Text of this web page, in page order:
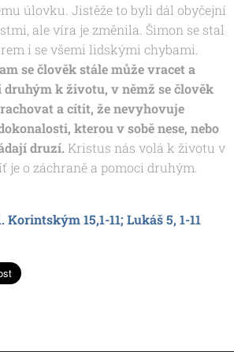
úlovku. Jistěže to byli dál obyčejní
ale víra je změnila. Šimon se stal
i se všemi lidskými chybami.
se člověk stále může vracet a
k životu, v němž se člověk
a cítit, že nevyhovuje
kterou v sobě nese, nebo
druzí. Kristus nás volá k životu v
je o záchraně a pomoci druhým.
Korintským 15,1-11; Lukáš 5, 1-11